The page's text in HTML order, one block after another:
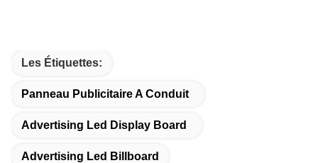
Les Étiquettes:
Panneau Publicitaire A Conduit
Advertising Led Display Board
Advertising Led Billboard